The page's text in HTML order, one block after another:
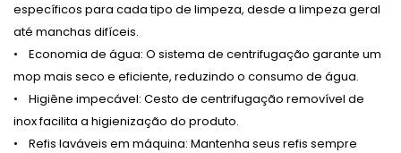
específicos para cada tipo de limpeza, desde a limpeza geral
até manchas difíceis.
• Economia de água: O sistema de centrifugação garante um
mop mais seco e eficiente, reduzindo o consumo de água.
• Higiêne impecável: Cesto de centrifugação removível de
inox facilita a higienização do produto.
• Refis laváveis em máquina: Mantenha seus refis sempre